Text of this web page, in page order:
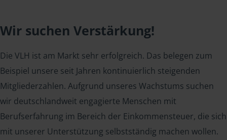
Wir suchen Verstärkung!
Die VLH ist am Markt sehr erfolgreich. Das belegen zum
Beispiel unsere seit Jahren kontinuierlich steigenden
Mitgliederzahlen. Aufgrund unseres Wachstums suchen
wir deutschlandweit engagierte Menschen mit
Berufserfahrung im Bereich der Einkommensteuer, die sich
mit unserer Unterstützung selbstständig machen wollen.